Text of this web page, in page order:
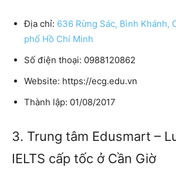
Địa chỉ: 636 Rừng Sác, Bình Khánh,
phố Hồ Chí Minh
Số điện thoại: 0988120862
Website: https://ecg.edu.vn
Thành lập: 01/08/2017
3. Trung tâm Edusmart –
IELTS cấp tốc ở Cần Giờ